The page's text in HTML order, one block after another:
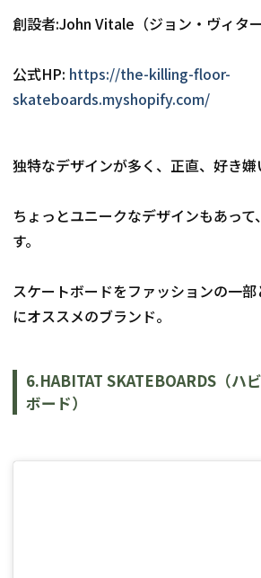
創設者:John Vitale（ジョン・ヴィター
公式HP: https://the-killing-floor-
skateboards.myshopify.com/
独特なデザインが多く、正直、好き嫌
ちょっとユニークなデザインもあっ
す。
スケートボードをファッションの一
にオススメのブランド。
6.HABITAT SKATEBOARDS（ハ
ボード）